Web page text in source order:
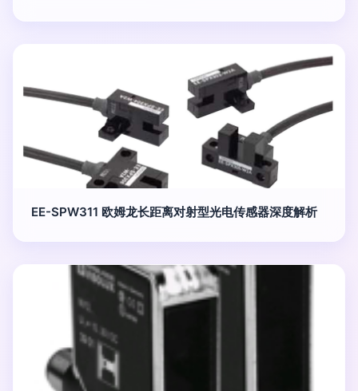
EE-SPW311 欧姆龙长距离对射型光电传感器深度解析